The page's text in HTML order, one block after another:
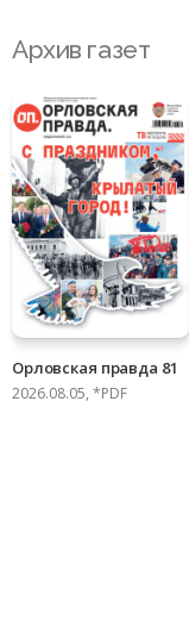
Архив газет
Орловская правда 81
2026.08.05, *PDF